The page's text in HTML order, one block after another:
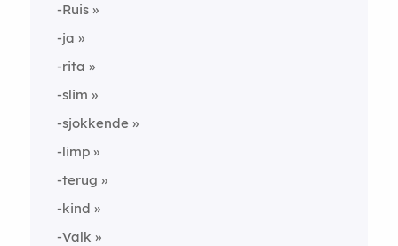
-Ruis
-ja
-rita
-slim
-sjokkende
-limp
-terug
-kind
-Valk